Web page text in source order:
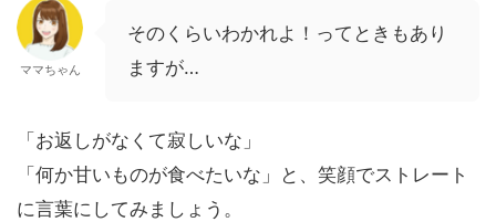
ママちゃん
そのくらいわかれよ！ってときもあり
ますが…
「お返しがなくて寂しいな」
「何か甘いものが食べたいな」と、笑顔でストレート
に言葉にしてみましょう。